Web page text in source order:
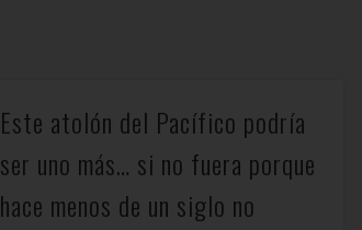
Este atolón del Pacífico podría
ser uno más… si no fuera porque
hace menos de un siglo no